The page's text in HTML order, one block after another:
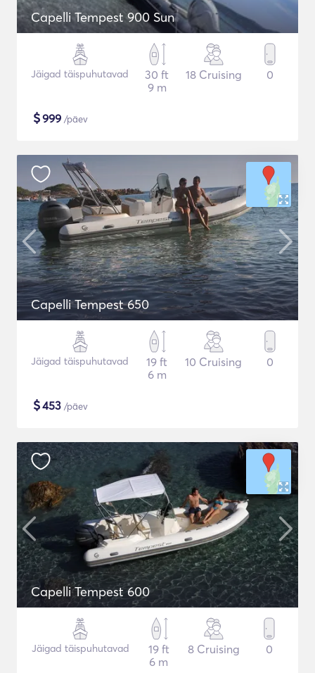
Capelli Tempest 900 Sun
Jäigad täispuhutavad
30 ft
9 m
18 Cruising 0
$999 /päev
Capelli Tempest 650
Jäigad täispuhutavad
19 ft
6 m
10 Cruising 0
$453 /päev
Capelli Tempest 600
Jäigad täispuhutavad
19 ft
6 m
8 Cruising 0